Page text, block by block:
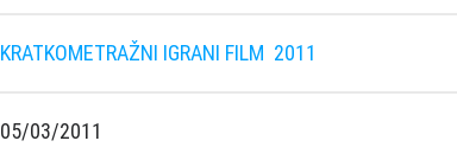
KRATKOMETRAŽNI IGRANI FILM 2011
05/03/2011